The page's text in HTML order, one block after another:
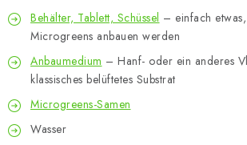
Behälter, Tablett, Schüssel – einfach
Microgreens anbauen werden
Anbaumedium – Hanf- oder ein anderes
klassisches belüftetes Substrat
Microgreens-Samen
Wasser